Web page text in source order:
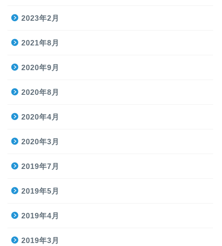
2023年2月
2021年8月
2020年9月
2020年8月
2020年4月
2020年3月
2019年7月
2019年5月
2019年4月
2019年3月